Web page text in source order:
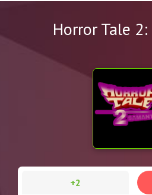
Horror Tale
+2